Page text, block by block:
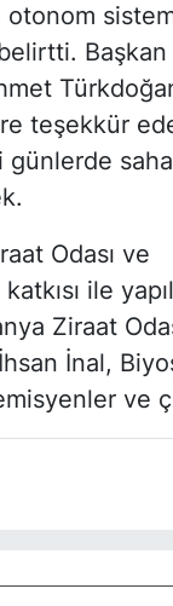
belirtti.
teşekkür
günlerde
Odası ve
ile
Ziraat
İnal,
ve